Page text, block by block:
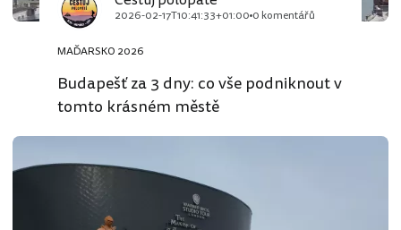
2026-02-17T10:41:33+01:00 0 komentářů
MAĎARSKO 2026
Budapešť za 3 dny: co vše podniknout v
tomto krásném městě